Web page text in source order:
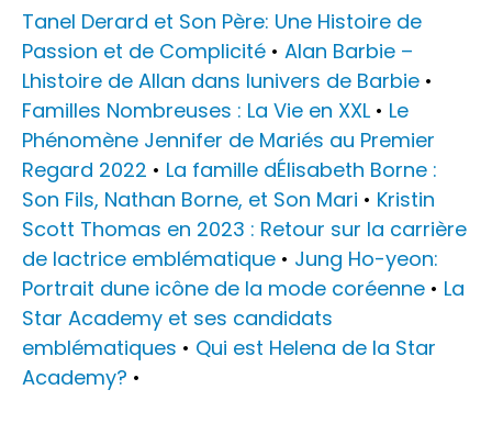
Tanel Derard et Son Père: Une Histoire de
Passion et de Complicité • Alan Barbie –
Lhistoire de Allan dans lunivers de Barbie •
Familles Nombreuses : La Vie en XXL • Le
Phénomène Jennifer de Mariés au Premier
Regard 2022 • La famille dÉlisabeth Borne :
Son Fils, Nathan Borne, et Son Mari • Kristin
Scott Thomas en 2023 : Retour sur la carrière
de lactrice emblématique • Jung Ho-yeon:
Portrait dune icône de la mode coréenne • La
Star Academy et ses candidats
emblématiques • Qui est Helena de la Star
Academy? •